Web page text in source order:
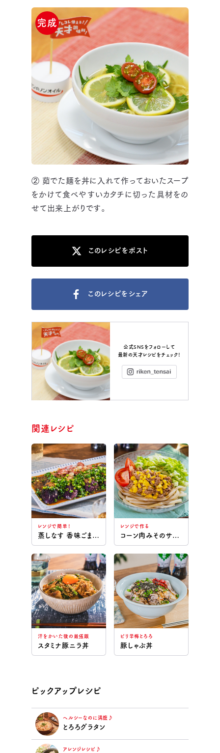
② 茹でた麺を丼に入れて作っておいたスープ
をかけて食べやすいカタチに切った具材をの
せて出来上がりです。
完成
このレシピをポスト
このレシピをシェア
公式SNSをフォローして
最新の天才レシピをチェック！
関連レシピ
レンジで簡単！
蒸しなす 香味ごまだれ
レンジで作る
コーン肉みそのサラダうどん
汗をかいた後の最強飯
スタミナ豚ニラ丼
ピリ辛梅とろろ
豚しゃぶ丼
ピックアップレシピ
ヘルシーなのに満腹♪
とろろグラタン
アレンジレシピ♪